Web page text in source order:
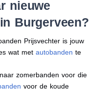
nieuwe
Burgerveen?
Prijsvechter is jouw
wat met autobanden te
zomerbanden voor die
voor de koude